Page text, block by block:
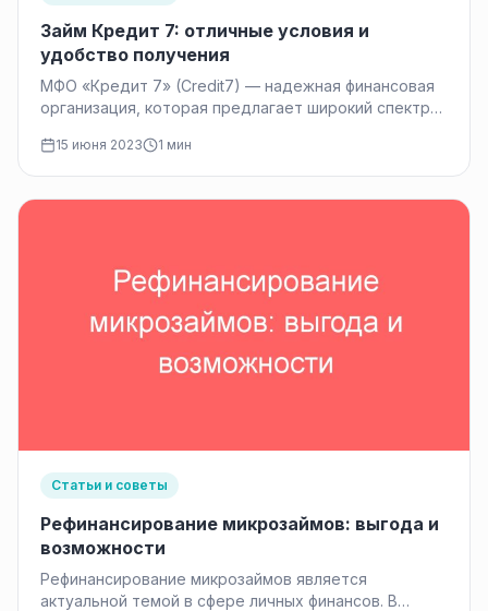
Займ Кредит 7: отличные условия и
удобство получения
МФО «Кредит 7» (Credit7) — надежная финансовая
организация, которая предлагает широкий спектр
своей…
15 июня 2023 1 мин
Статьи и советы
Рефинансирование микрозаймов: выгода и
возможности
Рефинансирование микрозаймов является
актуальной темой в сфере личных финансов. В